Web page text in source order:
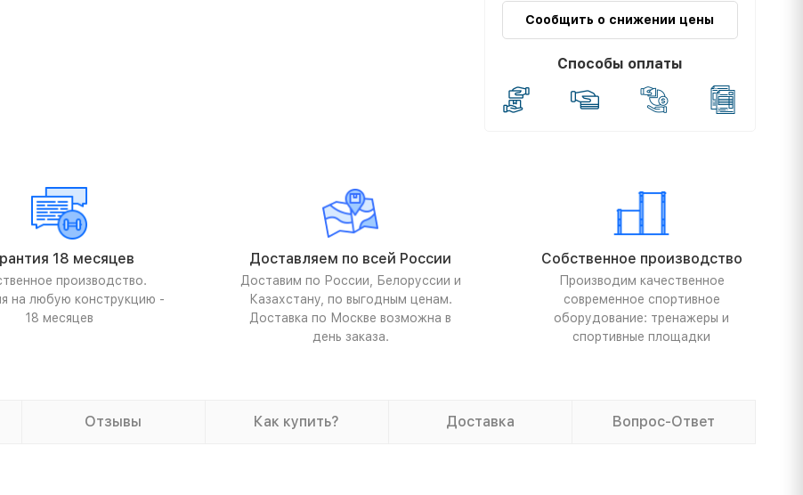
Сообщить о снижении цены
Способы оплаты
18 месяцев
производство.
на любую конструкцию -
18 месяцев
Доставляем по всей России
Доставим по России, Белоруссии и
Казахстану, по выгодным ценам.
Доставка по Москве возможна в
день заказа.
Собственное производство
Производим качественное
современное спортивное
оборудование: тренажеры и
спортивные площадки
Отзывы Как купить? Доставка Вопрос-Ответ